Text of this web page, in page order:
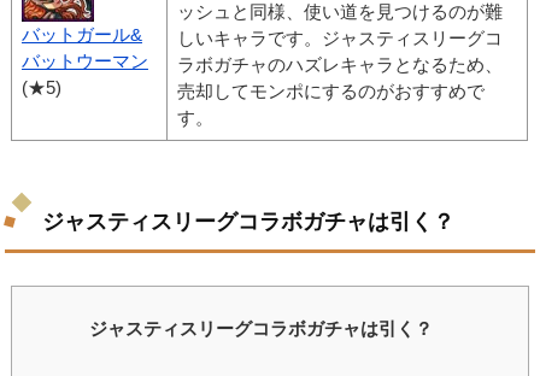
バットガール&
バットウーマン
(★5)
ッシュと同様、使い道を見つけるのが難
しいキャラです。ジャスティスリーグコ
ラボガチャのハズレキャラとなるため、
売却してモンポにするのがおすすめで
す。
ジャスティスリーグコラボガチャは引く？
ジャスティスリーグコラボガチャは引く？